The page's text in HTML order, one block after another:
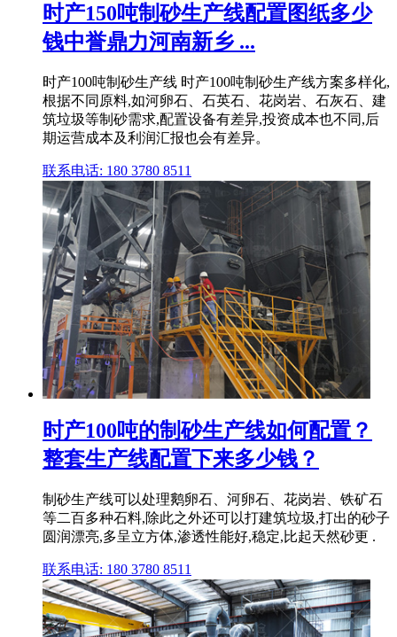
时产150吨制砂生产线配置图纸多少
钱中誉鼎力河南新乡 ...
时产100吨制砂生产线 时产100吨制砂生产线方案多样化,
根据不同原料,如河卵石、石英石、花岗岩、石灰石、建
筑垃圾等制砂需求,配置设备有差异,投资成本也不同,后
期运营成本及利润汇报也会有差异。
联系电话: 180 3780 8511
时产100吨的制砂生产线如何配置？
整套生产线配置下来多少钱？
制砂生产线可以处理鹅卵石、河卵石、花岗岩、铁矿石
等二百多种石料,除此之外还可以打建筑垃圾,打出的砂子
圆润漂亮,多呈立方体,渗透性能好,稳定,比起天然砂更 .
联系电话: 180 3780 8511